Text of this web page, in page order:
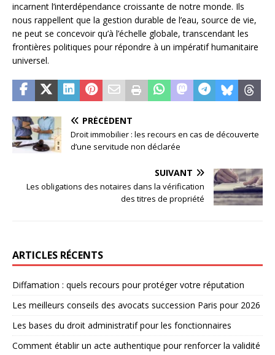
incarnent l’interdépendance croissante de notre monde. Ils
nous rappellent que la gestion durable de l’eau, source de vie,
ne peut se concevoir qu’à l’échelle globale, transcendant les
frontières politiques pour répondre à un impératif humanitaire
universel.
PRÉCÉDENT
Droit immobilier : les recours en cas de découverte
d’une servitude non déclarée
SUIVANT
Les obligations des notaires dans la vérification
des titres de propriété
ARTICLES RÉCENTS
Diffamation : quels recours pour protéger votre réputation
Les meilleurs conseils des avocats succession Paris pour 2026
Les bases du droit administratif pour les fonctionnaires
Comment établir un acte authentique pour renforcer la validité